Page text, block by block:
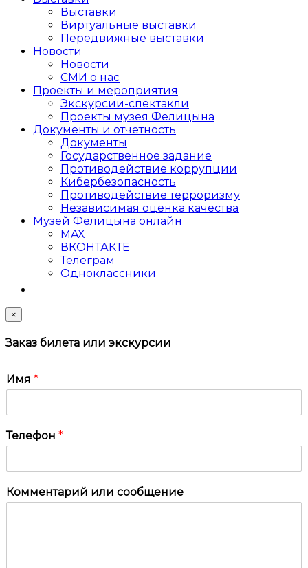
Выставки
Виртуальные выставки
Передвижные выставки
Новости
Новости
СМИ о нас
Проекты и мероприятия
Экскурсии-спектакли
Проекты музея Фелицына
Документы и отчетность
Документы
Государственное задание
Противодействие коррупции
Кибер­безопасность
Противодействие терроризму
Независимая оценка качества
Музей Фелицына онлайн
MAX
ВКОНТАКТЕ
Телеграм
Одноклассники
×
Заказ билета или экскурсии
Имя *
Телефон *
Комментарий или сообщение